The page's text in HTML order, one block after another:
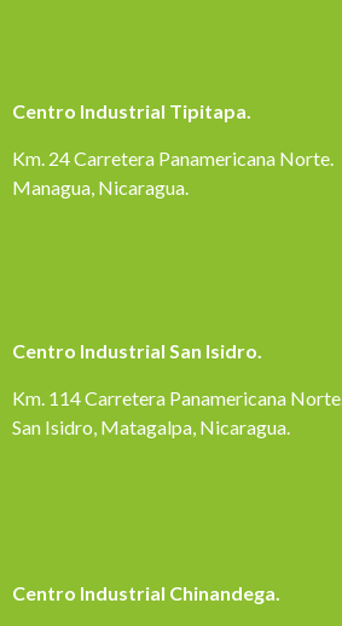
Centro Industrial Tipitapa.
Km. 24 Carretera Panamericana Norte.
Managua, Nicaragua.
Centro Industrial San Isidro.
Km. 114 Carretera Panamericana Norte.
San Isidro, Matagalpa, Nicaragua.
Centro Industrial Chinandega.